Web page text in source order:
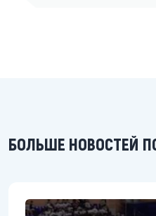
БОЛЬШЕ НОВОСТЕЙ